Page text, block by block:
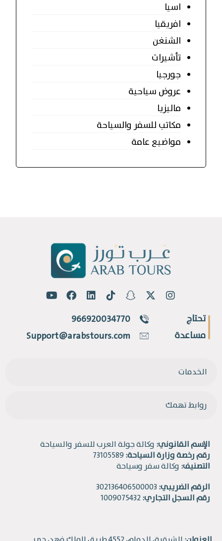
اسيا
افريقيا
الشنغن
تأشيرات
جورجيا
عروض سياحية
ماليزيا
مكاتب للسفر والسياحة
مواضيع عامة
تحتاج
مساعدة
966920034770
Support@arabstours.com
الخدمات
روابط تهمك
الإسم القانوني: وكالة جولة العرب للسفر والسياحة
رقم رخصة وزارة السياحة:
التصنيف: وكالة سفر وسياحة
الرقم الضريبي:
رقم السجل التجاري: